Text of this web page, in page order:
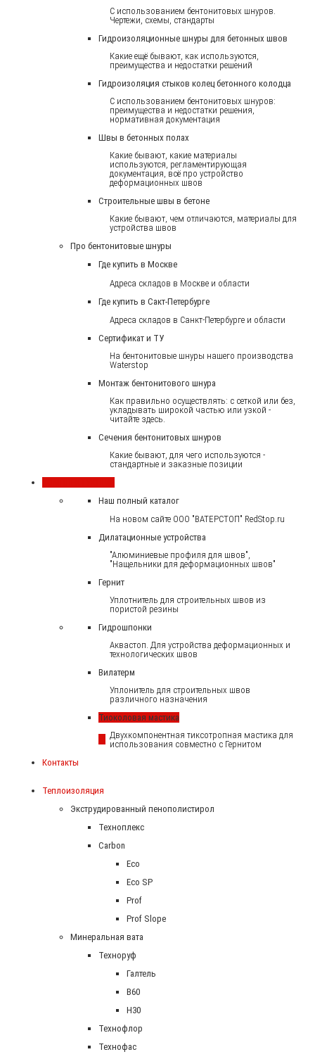
С использованием бентонитовых шнуров.
Чертежи, схемы, стандарты
Гидроизоляционные шнуры для бетонных швов
Какие ещё бывают, как используются,
преимущества и недостатки решений
Гидроизоляция стыков колец бетонного колодца
С использованием бентонитовых шнуров:
преимущества и недостатки решения,
нормативная документация
Швы в бетонных полах
Какие бывают, какие материалы
используются, регламентирующая
документация, всё про устройство
деформационных швов
Строительные швы в бетоне
Какие бывают, чем отличаются, материалы для
устройства швов
Про бентонитовые шнуры
Где купить в Москве
Адреса складов в Москве и области
Где купить в Сакт-Петербурге
Адреса складов в Санкт-Петербурге и области
Сертификат и ТУ
На бентонитовые шнуры нашего производства
Waterstop
Монтаж бентонитового шнура
Как правильно осуществлять: с сеткой или без,
укладывать широкой частью или узкой -
читайте здесь.
Сечения бентонитовых шнуров
Какие бывают, для чего используются -
стандартные и заказные позиции
Наш полный каталог
На новом сайте ООО "ВАТЕРСТОП" RedStop.ru
Дилатационные устройства
"Алюминиевые профиля для швов",
"Нащельники для деформационных швов"
Гернит
Уплотнитель для строительных швов из
пористой резины
Гидрошпонки
Аквастоп. Для устройства деформационных и
технологических швов
Вилатерм
Уплонитель для строительных швов
различного назначения
Тиоколовая мастика
Двухкомпонентная тиксотропная мастика для
использования совместно с Гернитом
Контакты
Теплоизоляция
Экструдированный пенополистирол
Техноплекс
Carbon
Eco
Eco SP
Prof
Prof Slope
Минеральная вата
Техноруф
Галтель
В60
Н30
Технофлор
Технофас